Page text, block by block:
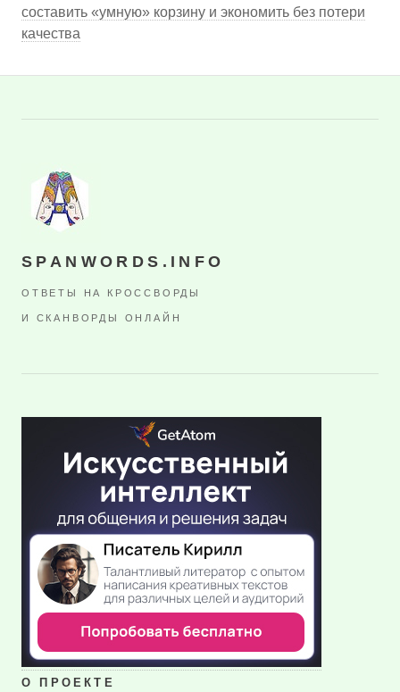
составить «умную» корзину и экономить без потери
качества
SPANWORDS.INFO
ОТВЕТЫ НА КРОССВОРДЫ
И СКАНВОРДЫ ОНЛАЙН
О ПРОЕКТЕ